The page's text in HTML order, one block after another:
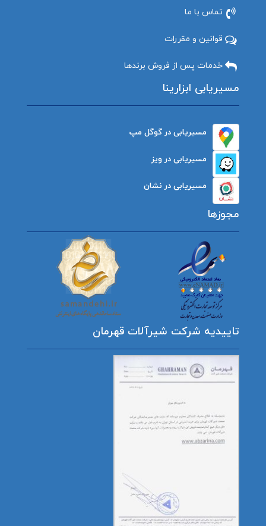
تماس با ما
قوانین و مقررات
خدمات پس از فروش برندها
مسیریابی ابزارینا
مسیریابی در گوگل مپ
مسیریابی در ویز
مسیریابی در نشان
مجوزها
تاییدیه شرکت شیرآلات قهرمان